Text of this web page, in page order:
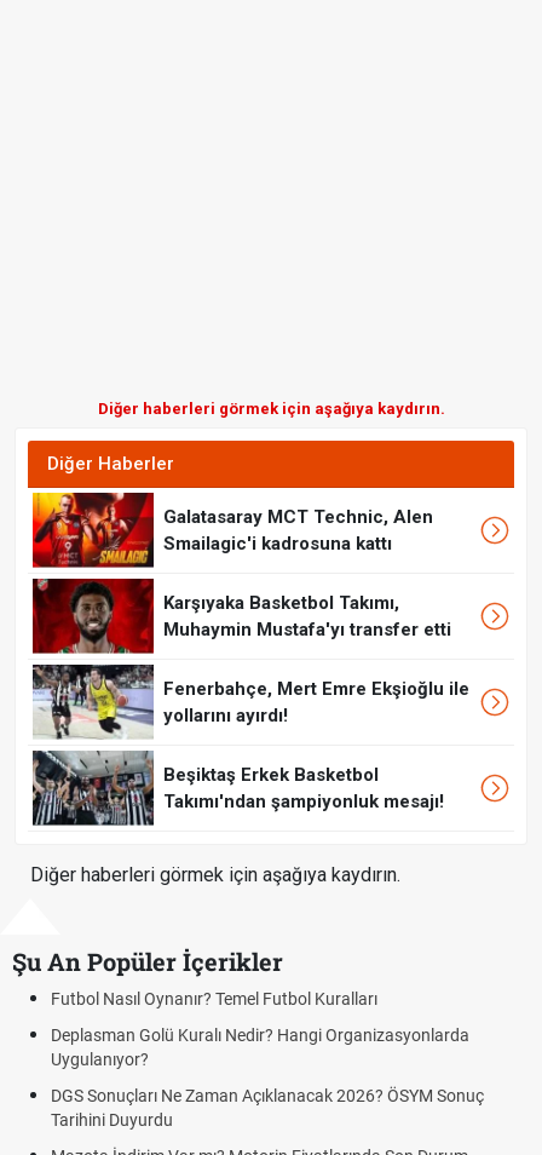
Diğer haberleri görmek için aşağıya kaydırın.
Diğer Haberler
Galatasaray MCT Technic, Alen
Smailagic'i kadrosuna kattı
Karşıyaka Basketbol Takımı,
Muhaymin Mustafa'yı transfer etti
Fenerbahçe, Mert Emre Ekşioğlu ile
yollarını ayırdı!
Beşiktaş Erkek Basketbol
Takımı'ndan şampiyonluk mesajı!
Diğer haberleri görmek için aşağıya kaydırın.
Şu An Popüler İçerikler
Nasıl Oynanır? Temel Futbol Kuralları
Golü Kuralı Nedir? Hangi Organizasyonlarda
Sonuçları Ne Zaman Açıklanacak 2026? ÖSYM Sonuç
Duyurdu